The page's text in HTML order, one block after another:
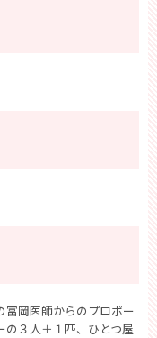
岡医師からのプロポー
３人＋１匹、ひとつ屋